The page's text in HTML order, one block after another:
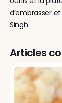
d’embrasser
Singh.
Articles